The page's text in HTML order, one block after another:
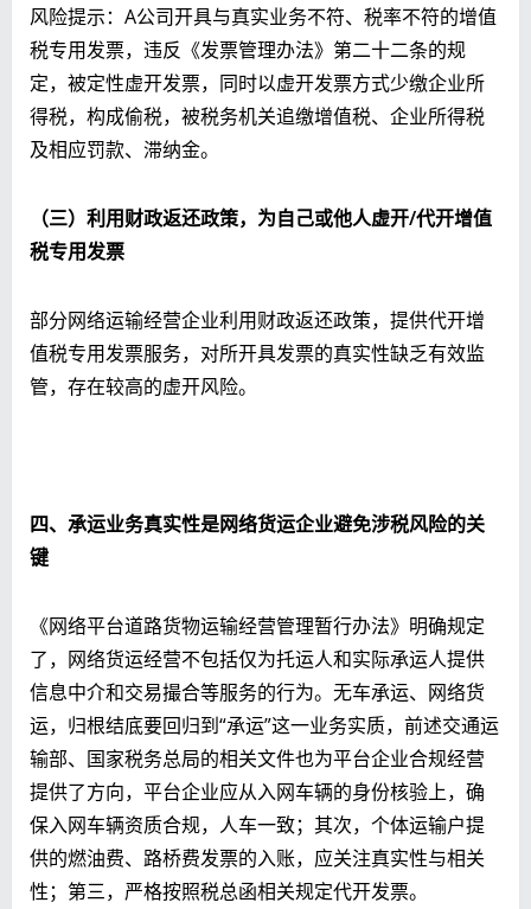
风险提示：A公司开具与真实业务不符、税率不符的增值
税专用发票，违反《发票管理办法》第二十二条的规
定，被定性虚开发票，同时以虚开发票方式少缴企业所
得税，构成偷税，被税务机关追缴增值税、企业所得税
及相应罚款、滞纳金。
（三）利用财政返还政策，为自己或他人虚开/代开增值
税专用发票
部分网络运输经营企业利用财政返还政策，提供代开增
值税专用发票服务，对所开具发票的真实性缺乏有效监
管，存在较高的虚开风险。
四、承运业务真实性是网络货运企业避免涉税风险的关
键
《网络平台道路货物运输经营管理暂行办法》明确规定
了，网络货运经营不包括仅为托运人和实际承运人提供
信息中介和交易撮合等服务的行为。无车承运、网络货
运，归根结底要回归到“承运”这一业务实质，前述交通运
输部、国家税务总局的相关文件也为平台企业合规经营
提供了方向，平台企业应从入网车辆的身份核验上，确
保入网车辆资质合规，人车一致；其次，个体运输户提
供的燃油费、路桥费发票的入账，应关注真实性与相关
性；第三，严格按照税总函相关规定代开发票。